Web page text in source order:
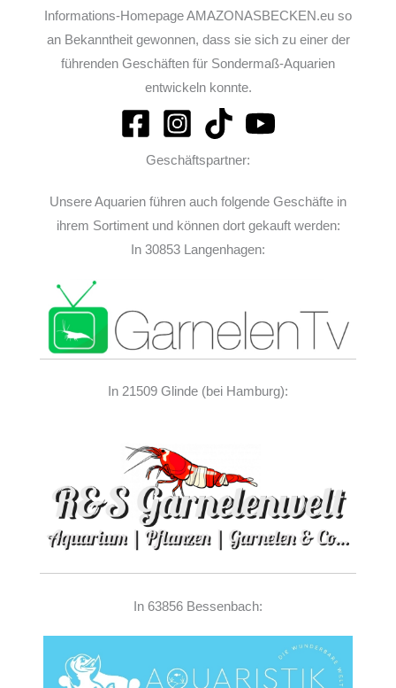
Informations-Homepage AMAZONASBECKEN.eu so
an Bekanntheit gewonnen, dass sie sich zu einer der
führenden Geschäften für Sondermaß-Aquarien
entwickeln konnte.
Geschäftspartner:
Unsere Aquarien führen auch folgende Geschäfte in
ihrem Sortiment und können dort gekauft werden:
In 30853 Langenhagen:
In 21509 Glinde (bei Hamburg):
In 63856 Bessenbach: